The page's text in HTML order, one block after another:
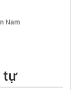
Nam
tự